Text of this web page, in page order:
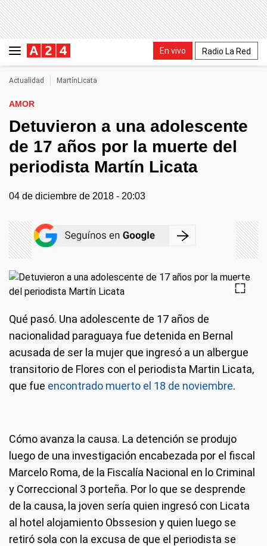
En vivo Radio La Red
Actualidad MartínLicata
AMOR
Detuvieron a una adolescente
de 17 años por la muerte del
periodista Martín Licata
04 de diciembre de 2018 - 20:03
Qué pasó. Una adolescente de 17 años de
nacionalidad paraguaya fue detenida en Bernal
acusada de ser la mujer que ingresó a un albergue
transitorio de Flores con el periodista Martin Licata,
que fue encontrado muerto el 18 de noviembre.
Cómo avanza la causa. La detención se produjo
luego de una investigación encabezada por el fiscal
Marcelo Roma, de la Fiscalía Nacional en lo Criminal
y Correccional 3 porteña. Por lo que se desprende
de la causa, la joven sería quien ingresó con Licata
al hotel alojamiento Obssesion y quien luego se
retiró sola con la excusa de que el periodista se